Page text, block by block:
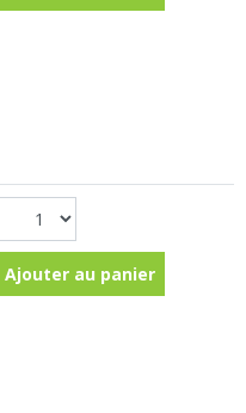
Ajouter au panier